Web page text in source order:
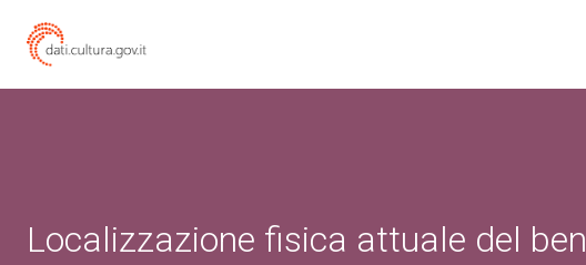
Localizzazione fisica attuale del